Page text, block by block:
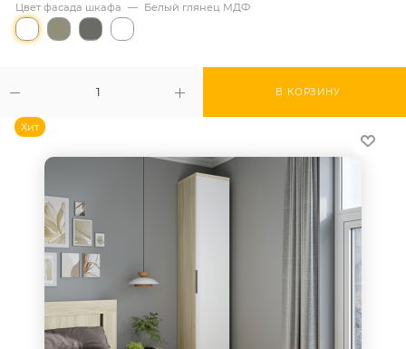
В КОРЗИНУ
Цвет фасада шкафа — Белый глянец МДФ
Хит